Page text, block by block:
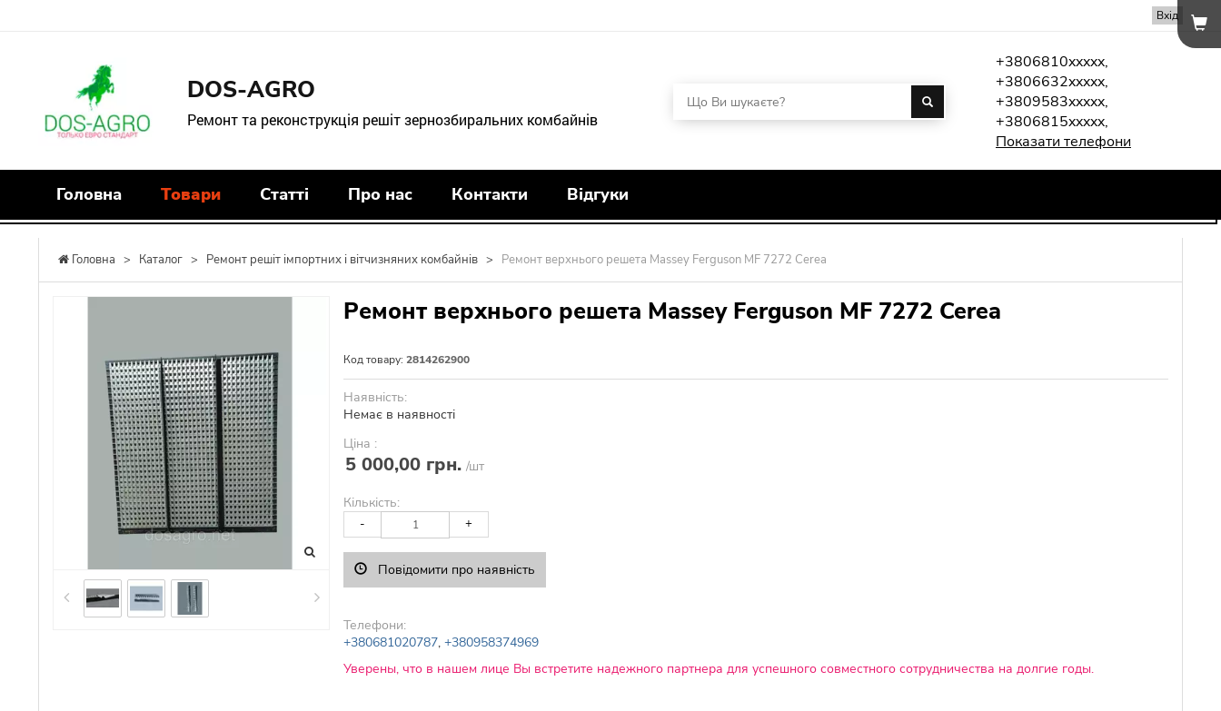
Вхід
DOS-AGRO
Ремонт та реконструкція решіт зернозбиральних комбайнів
+3806810xxxxx,
+3806632xxxxx,
+3809583xxxxx,
+3806815xxxxx,
Показати телефони
Головна Товари Статті Про нас Контакти Відгуки
Головна > Каталог > Ремонт решіт імпортних і вітчизняних комбайнів > Ремонт верхнього решета Massey Ferguson MF 7272 Cerea
Ремонт верхнього решета Massey Ferguson MF 7272 Cerea
Код товару: 2814262900
Наявність:
Немає в наявності
Ціна :
5 000,00 грн. /шт
Кількість:
- +
Повідомити про наявність
Телефони:
+380681020787, +380958374969
Уверены, что в нашем лице Вы встретите надежного партнера для успешного совместного сотрудничества на долгие годы.